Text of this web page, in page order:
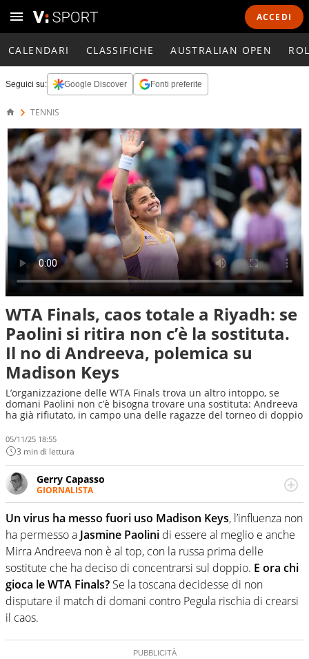
ACCEDI
CALENDARI CLASSIFICHE AUSTRALIAN OPEN
Seguici su: Google Discover Fonti preferite
TENNIS
WTA Finals, caos totale a Riyadh: se
Paolini si ritira non c’è la sostituta.
Il no di Andreeva, polemica su
Madison Keys
L’organizzazione delle WTA Finals trova un altro intoppo, se
domani Paolini non c’è bisogna trovare una sostituta: Andreeva
ha già rifiutato, in campo una delle ragazze del torneo di doppio
05/11/25 18:55
3 min di lettura
Gerry Capasso
GIORNALISTA
Per lui gli sport americani non hanno segreti: basket,
football, baseball e la capacità innata di trovare la notizia
dove altri non vedono granché
Un virus ha messo fuori uso Madison Keys, l’influenza non
ha permesso a Jasmine Paolini di essere al meglio e anche
Mirra Andreeva non è al top, con la russa prima delle
sostitute che ha deciso di concentrarsi sul doppio. E ora chi
gioca le WTA Finals? Se la toscana decidesse di non
disputare il match di domani contro Pegula rischia di crearsi
il caos.